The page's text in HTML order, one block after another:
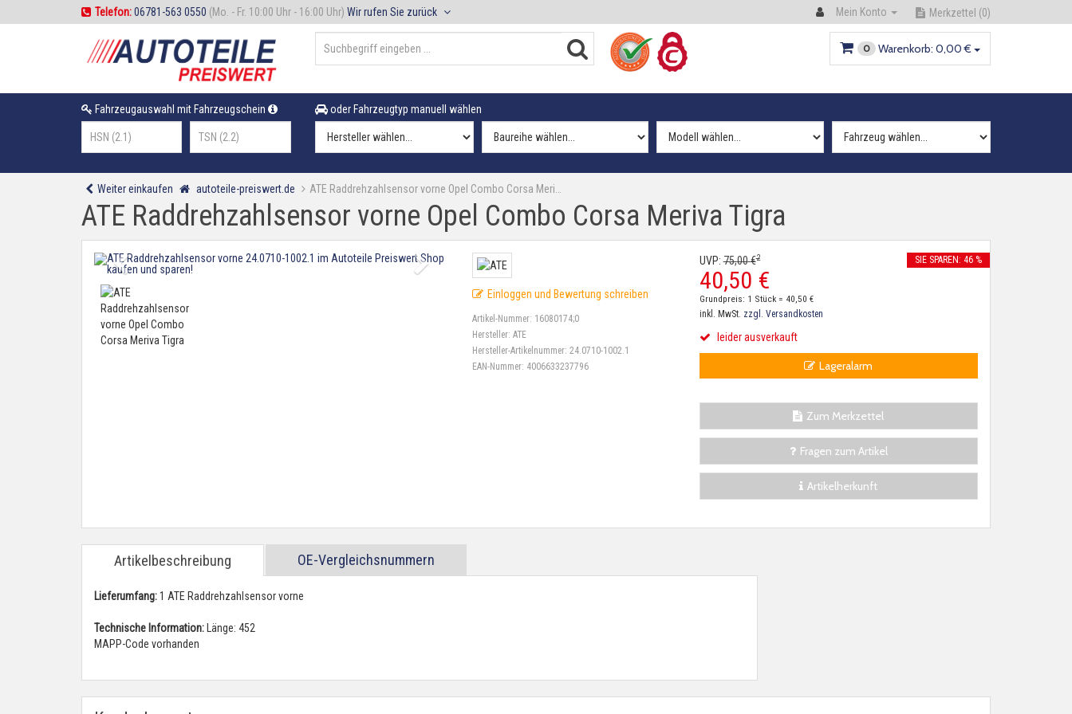
Telefon:06781-563 0550 (Mo. - Fr. 10:00 Uhr - 16:00 Uhr) Wir rufen Sie zurück Mein Konto Merkzettel (0)
0 Warenkorb: 0,00 €
Fahrzeugauswahl mit Fahrzeugschein oder Fahrzeugtyp manuell wählen
Weiter einkaufen autoteile-preiswert.de ATE Raddrehzahlsensor vorne Opel Combo Corsa Meri…
ATE Raddrehzahlsensor vorne Opel Combo Corsa Meriva Tigra
Einloggen und Bewertung schreiben
Artikel-Nummer: 16080174;0
Hersteller:ATE
Hersteller-Artikelnummer:24.0710-1002.1
EAN-Nummer: 4006633237796
UVP:75,00€2
40,50 €
SIE SPAREN: 46 %
Grundpreis: 1 Stück = 40,50 €
inkl. MwSt. zzgl. Versandkosten
leider ausverkauft
Lageralarm
Zum Merkzettel
Fragen zum Artikel
Artikelherkunft
Artikelbeschreibung OE-Vergleichsnummern
Lieferumfang:1 ATE Raddrehzahlsensor vorne
Technische Information: Länge: 452
MAPP-Code vorhanden